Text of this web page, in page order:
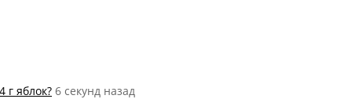
г яблок? 6 секунд назад